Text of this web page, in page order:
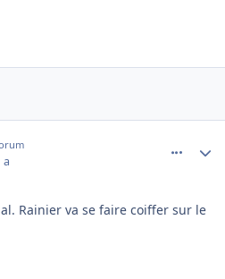
a
Rainier va se faire coiffer sur le